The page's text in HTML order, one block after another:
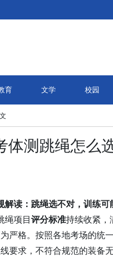
育 文学 校园
体测跳绳怎么
解读：跳绳选不对，训练可
项目 评分标准持续收紧，
严格。按照各地考场的统
要求，不符合规范的装备